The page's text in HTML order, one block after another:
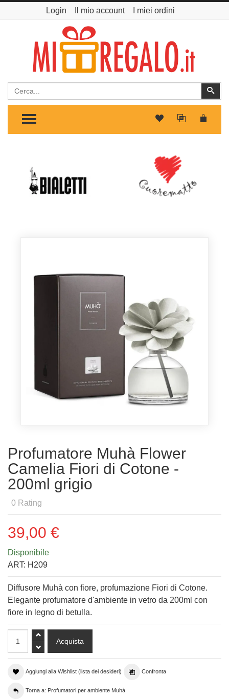
Login Il mio account I miei ordini
Cerca
TOGGLE MENU
Profumatore Muhà Flower
Camelia Fiori di Cotone -
200ml grigio
0 Rating
39,00 €
Disponibile
ART: H209
Diffusore Muhà con fiore, profumazione Fiori di Cotone.
Elegante profumatore d'ambiente in vetro da 200ml con
fiore in legno di betulla.
Aggiungi alla Wishlist (lista dei desideri) Confronta
Torna a: Profumatori per ambiente Muhà